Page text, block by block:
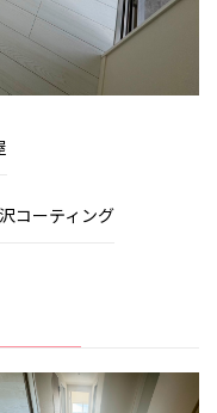
コーティング